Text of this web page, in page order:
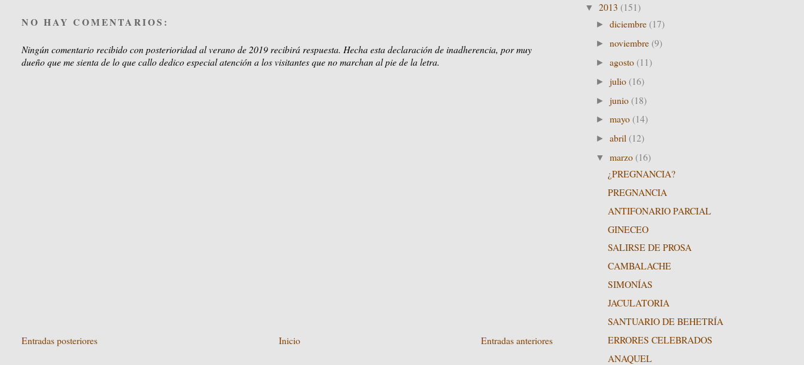
NO HAY COMENTARIOS:
Ningún comentario recibido con posterioridad al verano de 2019 recibirá respuesta. Hecha esta declaración de inadherencia, por muy
dueño que me sienta de lo que callo dedico especial atención a los visitantes que no marchan al pie de la letra.
Entradas posteriores Entradas anteriores
Inicio
▼ 2013 (151)
►diciembre (17)
►noviembre (9)
►agosto (11)
►julio (16)
►junio (18)
►mayo (14)
►abril (12)
▼marzo (16)
¿PREGNANCIA?
PREGNANCIA
ANTIFONARIO PARCIAL
GINECEO
SALIRSE DE PROSA
CAMBALACHE
SIMONÍAS
JACULATORIA
SANTUARIO DE BEHETRÍA
ERRORES CELEBRADOS
ANAQUEL